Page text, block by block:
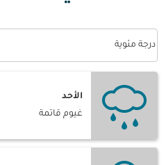
درجة مئوية
الأحد
غيوم قاتمة